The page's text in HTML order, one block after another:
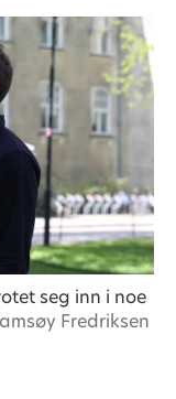
seg inn i noe
Fredriksen